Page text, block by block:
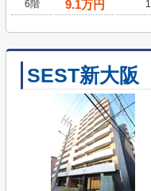
6階
9.1万円
SEST新大阪